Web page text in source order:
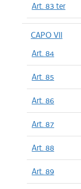
Art. 83 ter
CAPO VII
Art. 84
Art. 85
Art. 86
Art. 87
Art. 88
Art. 89